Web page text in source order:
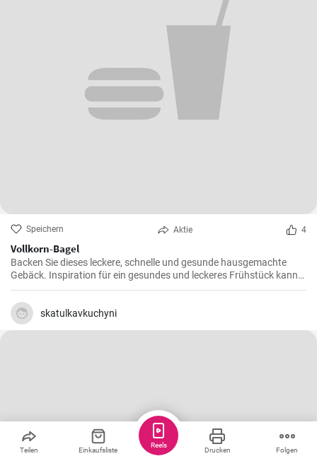
Speichern Aktie 4
Vollkorn-Bagel
Backen Sie dieses leckere, schnelle und gesunde hausgemachte
Gebäck. Inspiration für ein gesundes und leckeres Frühstück kann
man nie genug haben.
skatulkavkuchyni
Teilen Einkaufsliste Drucken Folgen
Reels